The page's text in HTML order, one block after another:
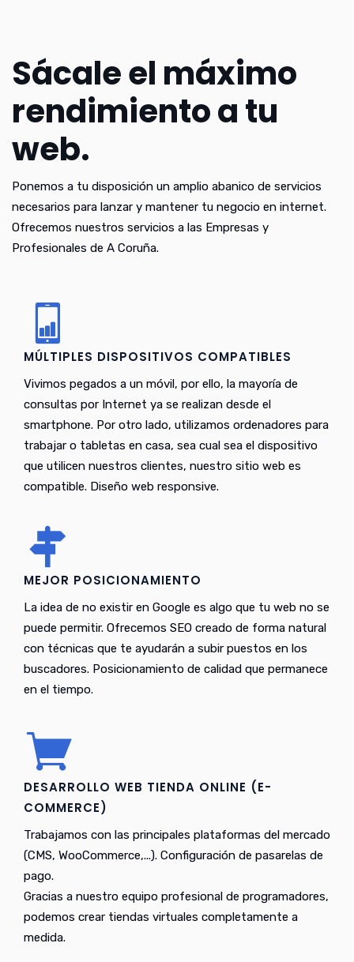
Sácale el máximo
rendimiento a tu
web.
Ponemos a tu disposición un amplio abanico de servicios
necesarios para lanzar y mantener tu negocio en internet.
Ofrecemos nuestros servicios a las Empresas y
Profesionales de A Coruña.
MÚLTIPLES DISPOSITIVOS COMPATIBLES
Vivimos pegados a un móvil, por ello, la mayoría de
consultas por Internet ya se realizan desde el
smartphone. Por otro lado, utilizamos ordenadores para
trabajar o tabletas en casa, sea cual sea el dispositivo
que utilicen nuestros clientes, nuestro sitio web es
compatible. Diseño web responsive.
MEJOR POSICIONAMIENTO
La idea de no existir en Google es algo que tu web no se
puede permitir. Ofrecemos SEO creado de forma natural
con técnicas que te ayudarán a subir puestos en los
buscadores. Posicionamiento de calidad que permanece
en el tiempo.
DESARROLLO WEB TIENDA ONLINE (E-
COMMERCE)
Trabajamos con las principales plataformas del mercado
(CMS, WooCommerce,...). Configuración de pasarelas de
pago.
Gracias a nuestro equipo profesional de programadores,
podemos crear tiendas virtuales completamente a
medida.